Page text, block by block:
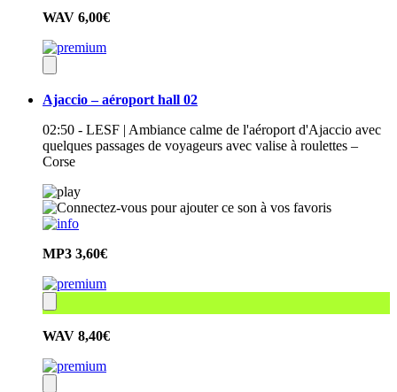
WAV 6,00€
Ajaccio – aéroport hall 02
02:50 - LESF | Ambiance calme de l'aéroport d'Ajaccio avec
quelques passages de voyageurs avec valise à roulettes –
Corse
MP3 3,60€
WAV 8,40€